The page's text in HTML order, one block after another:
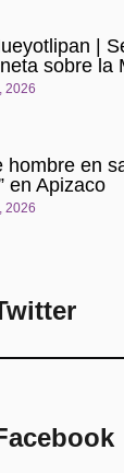
|
sobre la
2026
hombre en
en Apizaco
2026